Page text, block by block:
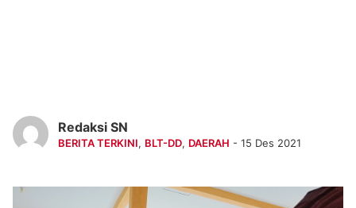
Redaksi SN
BERITA TERKINI, BLT-DD, DAERAH - 15 Des 2021